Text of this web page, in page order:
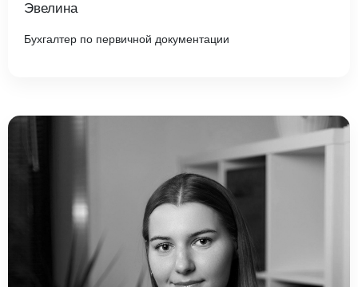
Эвелина
Бухгалтер по первичной документации